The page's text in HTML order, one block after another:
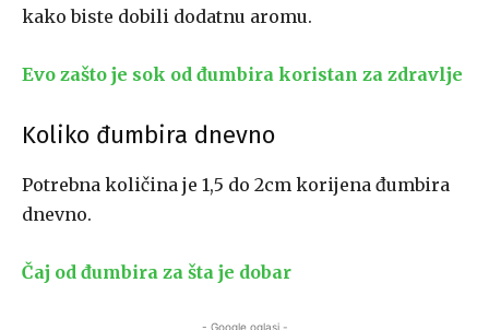
kako biste dobili dodatnu aromu.
Evo zašto je sok od đumbira koristan za zdravlje
Koliko đumbira dnevno
Potrebna količina je 1,5 do 2cm korijena đumbira
dnevno.
Čaj od đumbira za šta je dobar
- Google oglasi -